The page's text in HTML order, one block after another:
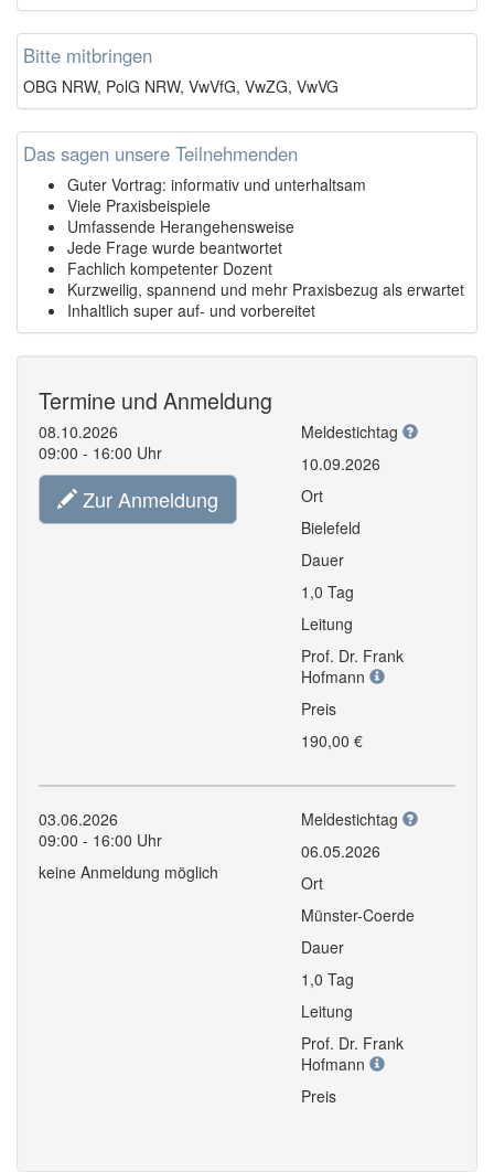
Bitte mitbringen
OBG NRW, PolG NRW, VwVfG, VwZG, VwVG
Das sagen unsere Teilnehmenden
Guter Vortrag: informativ und unterhaltsam
Viele Praxisbeispiele
Umfassende Herangehensweise
Jede Frage wurde beantwortet
Fachlich kompetenter Dozent
Kurzweilig, spannend und mehr Praxisbezug als erwartet
Inhaltlich super auf- und vorbereitet
Termine und Anmeldung
08.10.2026
09:00 - 16:00 Uhr
Zur Anmeldung
Meldestichtag
10.09.2026
Ort
Bielefeld
Dauer
1,0 Tag
Leitung
Prof. Dr. Frank
Hofmann
Preis
190,00 €
03.06.2026
09:00 - 16:00 Uhr
keine Anmeldung möglich
Meldestichtag
06.05.2026
Ort
Münster-Coerde
Dauer
1,0 Tag
Leitung
Prof. Dr. Frank
Hofmann
Preis